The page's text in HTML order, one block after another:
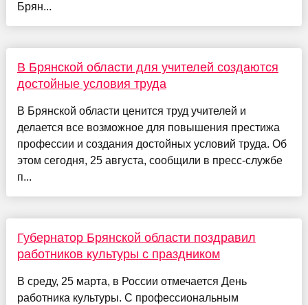
Брян...
В Брянской области для учителей создаются
достойные условия труда
В Брянской области ценится труд учителей и
делается все возможное для повышения престижа
профессии и создания достойных условий труда. Об
этом сегодня, 25 августа, сообщили в пресс-службе
п...
Губернатор Брянской области поздравил
работников культуры с праздником
В среду, 25 марта, в России отмечается День
работника культуры. С профессиональным